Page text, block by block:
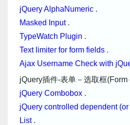
jQuery AlphaNumeric .
Masked Input .
TypeWatch Plugin .
Text limiter for form fields .
Ajax Username Check with
jQuery插件-表单－选取框
jQuery Combobox .
jQuery controlled dependent
List .